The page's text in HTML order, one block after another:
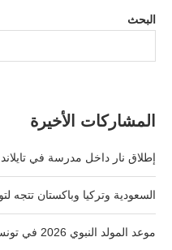
البحث
المشاركات الأخيرة
إطلاق نار داخل مدرسة في تايلاند يخلّف 7 قتلى
السعودية وتركيا وباكستان تتجه
موعد المولد النبوي 2026 في تونس حسب الحسابات الفلكية